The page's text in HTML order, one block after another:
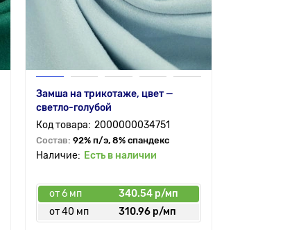
Замша на трикотаже, цвет —
светло-голубой
2000000034751
Состав: 92% п/э, 8% спандекс
Есть в наличии
от 6 мп
340.54 р/мп
от 40 мп
310.96 р/мп